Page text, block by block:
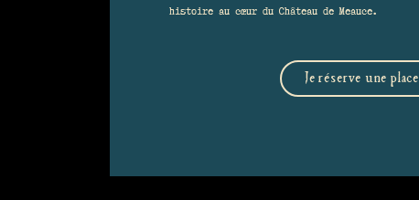
histoire au cœur du Château de Meauce.
Je réserve une place